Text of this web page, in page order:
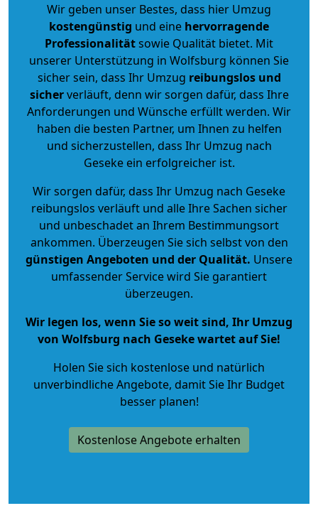
Wir geben unser Bestes, dass hier Umzug
kostengünstig und eine hervorragende
Professionalitätsowie Qualität bietet. Mit
unserer Unterstützung in Wolfsburg können Sie
sicher sein, dass Ihr Umzug reibungslos und
sicherverläuft, denn wir sorgen dafür, dass Ihre
Anforderungen und Wünsche erfüllt werden. Wir
haben die besten Partner, um Ihnen zu helfen
und sicherzustellen, dass Ihr Umzug nach
Geseke ein erfolgreicher ist.
Wir sorgen dafür, dass Ihr Umzug nach Geseke
reibungslos verläuft und alle Ihre Sachen sicher
und unbeschadet an Ihrem Bestimmungsort
ankommen. Überzeugen Sie sich selbst von den
günstigen Angeboten und der Qualität. Unsere
umfassender Service wird Sie garantiert
überzeugen.
Wir legen los, wenn Sie so weit sind, Ihr Umzug
von Wolfsburg nach Geseke wartet auf Sie!
Holen Sie sich kostenlose und natürlich
unverbindliche Angebote, damit Sie Ihr Budget
besser planen!
Kostenlose Angebote erhalten